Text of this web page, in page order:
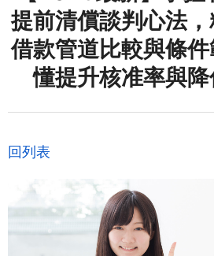
提前清償談判心法
借款管道比較與條
懂提升核准率與
回列表